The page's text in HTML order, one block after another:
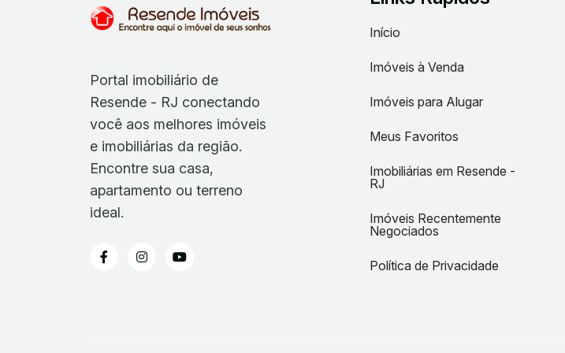
Portal imobiliário de
Resende - RJ conectando
você aos melhores imóveis
e imobiliárias da região.
Encontre sua casa,
apartamento ou terreno
ideal.
Início
Imóveis à Venda
Imóveis para Alugar
Meus Favoritos
Imobiliárias em Resende -
RJ
Imóveis Recentemente
Negociados
Política de Privacidade